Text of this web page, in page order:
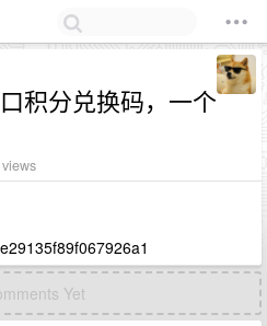
积分兑换码，一个
views
Yet